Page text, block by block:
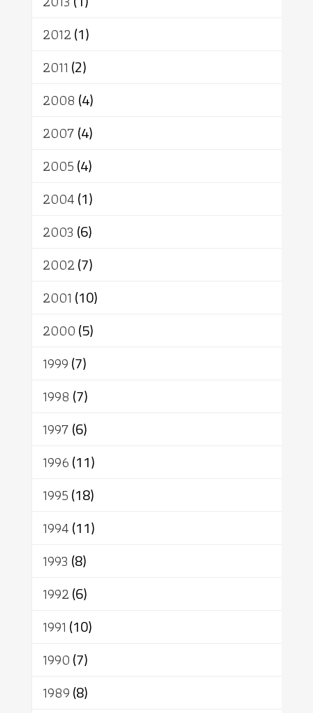
2012(1)
2011 (2)
2008 (4)
2007(4)
2005(4)
2004(1)
2003 (6)
2002(7)
2001 (10)
2000(5)
1999(7)
1998 (7)
1997(6)
1996(11)
1995(18)
1994(11)
1993 (8)
1992(6)
1991 (10)
1990(7)
1989(8)